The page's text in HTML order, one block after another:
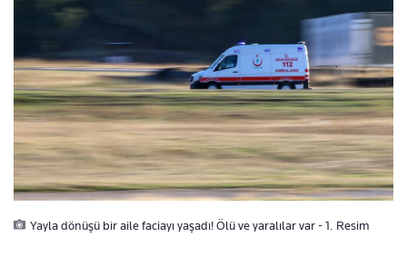
Yayla dönüşü bir aile faciayı yaşadı! Ölü ve yaralılar var - 1. Resim